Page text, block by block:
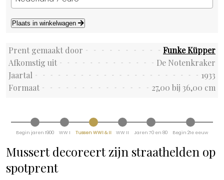
Plaats in winkelwagen
Prent gemaakt door
Funke Küpper
Afkomstig uit
De Notenkraker
Jaartal
1933
Formaat
27,00 bij 36,00 cm
Begin jaren 1900 WW I Tussen WWI & II WW II Jaren 70 en 80 Begin 21e eeuw
Mussert decoreert zijn straathelden op
spotprent